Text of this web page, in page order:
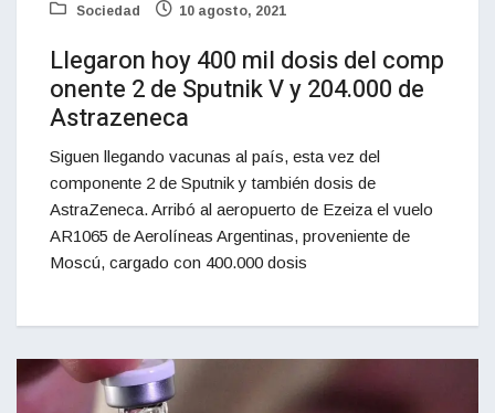
Sociedad 10 agosto, 2021
Llegaron hoy 400 mil dosis del comp
onente 2 de Sputnik V y 204.000 de
Astrazeneca
Siguen llegando vacunas al país, esta vez del
componente 2 de Sputnik y también dosis de
AstraZeneca. Arribó al aeropuerto de Ezeiza el vuelo
AR1065 de Aerolíneas Argentinas, proveniente de
Moscú, cargado con 400.000 dosis